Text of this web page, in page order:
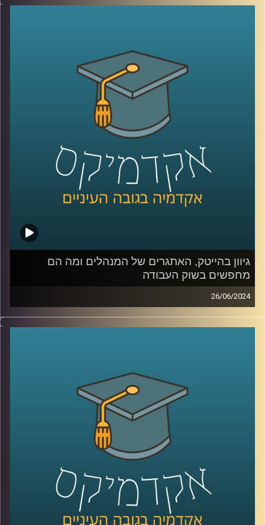
עם ההשפעה של מלחמת חרבות ברזל האטו את קצב כניסת
החשמליות, שככל הנראה היה גדל אפילו יותר השנה הסוללות
הן הרכיב היקר ביותר ברכבים חשמליים, וכולם מנסים לייצר
סוללות מהירות בעלות נמוכה יותר שיוכלו להוריד את מחיר
כדי להבין מה קורה בשוק הזה, אילו חידושים יש ומה האתגרים
הצטרפה אלינו היום ד"ר מיכל וקרט וולקין, משקיעה, ד״ר
בפיזיקה וחומרים, חברת דירקטוריון בחברות ציבוריות
קרדיט תמונות:AudioVersity
גיוון בהייטק, האתגרים של המנהלים ומה הם
מחפשים בשוק העבודה
26/06/2024
בימים כה קשים של חוסר ודאות יש צורך במנהיגות עסקית,
חברתית וציבורית חזקה וגם צורך בגיוון משמעותי בין היתר
אז כחלק מהמאמצים לספק הזדמנות שווה לתושבי העוטף
להשתלב בהייטק ולחזק את הדרום בתקופה הזו ולמרות
שהענף מתמודד עם ירידה בגיוסי ההון, בית הספר להייטק של
גוגל ואוניברסיטת רייכמן, בשיתוף עם אמדוקס ישראל ועיריית
שדרות, השיקו בימים אלו שלוחה של בית הספר להייטק
הכשרת מנהלים ובית הספר להייטק של Google ואוניברסיטת